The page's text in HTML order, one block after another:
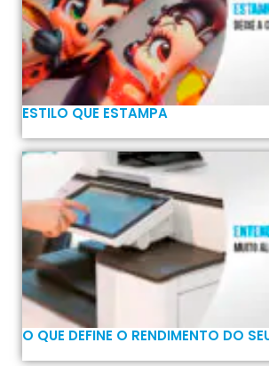
ESTILO QUE ESTAMPA
O QUE DEFINE O RENDIMENTO DO